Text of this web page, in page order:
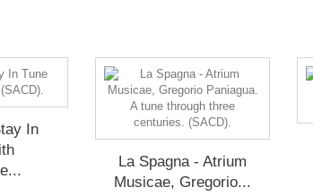
In
La Spagna - Atrium
Musicae, Gregorio...